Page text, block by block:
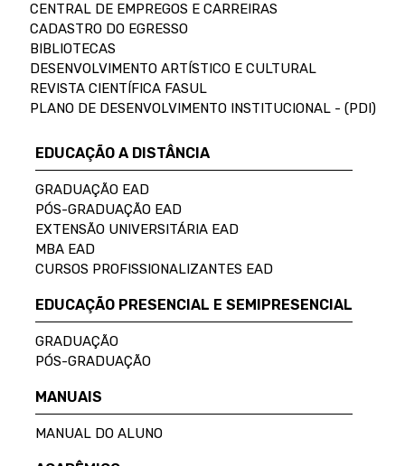
CENTRAL DE EMPREGOS E CARREIRAS
CADASTRO DO EGRESSO
BIBLIOTECAS
DESENVOLVIMENTO ARTÍSTICO E CULTURAL
REVISTA CIENTÍFICA FASUL
PLANO DE DESENVOLVIMENTO INSTITUCIONAL - (PDI)
EDUCAÇÃO A DISTÂNCIA
GRADUAÇÃO EAD
PÓS-GRADUAÇÃO EAD
EXTENSÃO UNIVERSITÁRIA EAD
MBA EAD
CURSOS PROFISSIONALIZANTES EAD
EDUCAÇÃO PRESENCIAL E SEMIPRESENCIAL
GRADUAÇÃO
PÓS-GRADUAÇÃO
MANUAIS
MANUAL DO ALUNO